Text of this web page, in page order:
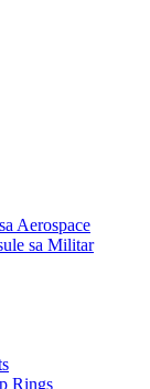
Aerospace
sa Militar
Rings